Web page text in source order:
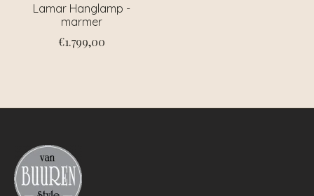
Lamar Hanglamp -
marmer
€1.799,00